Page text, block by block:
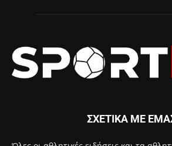
ΣΧΕΤΙΚΑ ΜΕ